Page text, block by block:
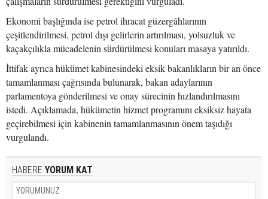
Ekonomi başlığında ise petrol ihracat güzergâhlarının
çeşitlendirilmesi, petrol dışı gelirlerin artırılması, yolsuzluk ve
kaçakçılıkla mücadelenin sürdürülmesi konuları masaya yatırıldı.
İttifak ayrıca hükümet kabinesindeki eksik bakanlıkların bir an önce
tamamlanması çağrısında bulunarak, bakan adaylarının
parlamentoya gönderilmesi ve onay sürecinin hızlandırılmasını
istedi. Açıklamada, hükümetin hizmet programını eksiksiz hayata
geçirebilmesi için kabinenin tamamlanmasının önem taşıdığı
vurgulandı.
HABERE YORUM KAT